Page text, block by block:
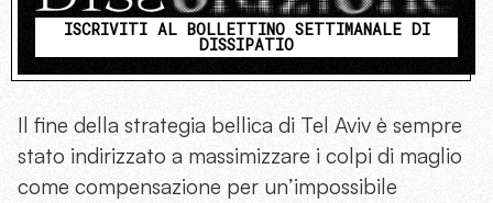
ISCRIVITI AL BOLLETTINO SETTIMANALE DI
DISSIPATIO
Il fine della strategia bellica di Tel Aviv è sempre
stato indirizzato a massimizzare i colpi di maglio
come compensazione per un’impossibile